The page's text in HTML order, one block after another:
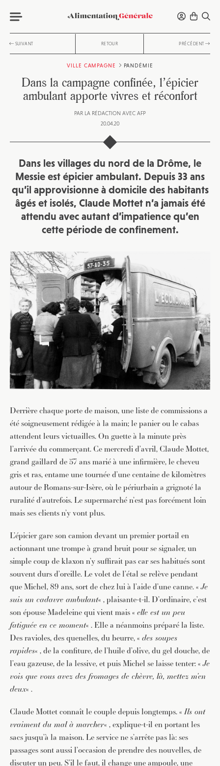
SUIVANT RETOUR PRÉCÉDENT
VILLE CAMPAGNE PANDÉMIE
Dans la campagne confinée, l’épicier
ambulant apporte vivres et réconfort
PAR LA RÉDACTION AVEC AFP
20.04.20
Dans les villages du nord de la Drôme, le
Messie est épicier ambulant. Depuis 33 ans
qu’il approvisionne à domicile des habitants
âgés et isolés, Claude Mottet n’a jamais été
attendu avec autant d’impatience qu’en
cette période de confinement.
Derrière chaque porte de maison, une liste de commissions a
été soigneusement rédigée à la main; le panier ou le cabas
attendent leurs victuailles. On guette à la minute près
l’arrivée du commerçant. Ce mercredi d’avril, Claude Mottet,
grand gaillard de 57 ans marié à une infirmière, le cheveu
gris et ras, entame une tournée d’une centaine de kilomètres
autour de Romans-sur-Isère, où le périurbain a grignoté la
ruralité d’autrefois. Le supermarché n’est pas forcément loin
mais ses clients n’y vont plus.
L’épicier gare son camion devant un premier portail en
actionnant une trompe à grand bruit pour se signaler, un
simple coup de klaxon n’y suffirait pas car ses habitués sont
souvent durs d’oreille. Le volet de l’étal se relève pendant
que Michel, 89 ans, sort de chez lui à l’aide d’une canne. «Je
suis un cadavre ambulant« , plaisante-t-il. D’ordinaire, c’est
son épouse Madeleine qui vient mais « elle est un peu
fatiguée en ce moment« . Elle a néanmoins préparé la liste.
Des ravioles, des quenelles, du beurre, « des soupes
rapides« , de la confiture, de l’huile d’olive, du gel douche, de
l’eau gazeuse, de la lessive, et puis Michel se laisse tenter: «Je
vois que vous avez des fromages de chèvre, là, mettez m’en
deux« .
Claude Mottet connaît le couple depuis longtemps. «Ils ont
vraiment du mal à marcher« , explique-t-il en portant les
sacs jusqu’à la maison. Le service ne s’arrête pas là: ses
passages sont aussi l’occasion de prendre des nouvelles, de
discuter un peu. S’il le faut, il change une ampoule, une